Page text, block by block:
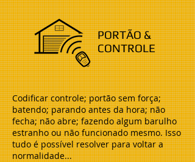
PORTÃO &
CONTROLE
Codificar controle; portão sem força;
batendo; parando antes da hora; não
fecha; não abre; fazendo algum barulho
estranho ou não funcionado mesmo. Isso
tudo é possível resolver para voltar a
normalidade...